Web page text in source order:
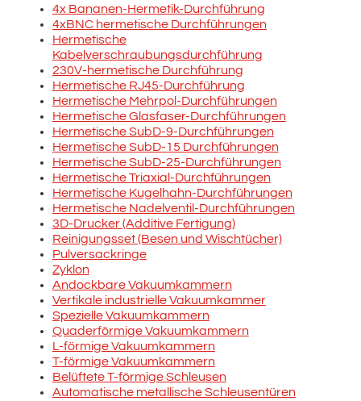
4x Bananen-Hermetik-Durchführung
4xBNC hermetische Durchführungen
Hermetische
Kabelverschraubungsdurchführung
230V-hermetische Durchführung
Hermetische RJ45-Durchführung
Hermetische Mehrpol-Durchführungen
Hermetische Glasfaser-Durchführungen
Hermetische SubD-9-Durchführungen
Hermetische SubD-15 Durchführungen
Hermetische SubD-25-Durchführungen
Hermetische Triaxial-Durchführungen
Hermetische Kugelhahn-Durchführungen
Hermetische Nadelventil-Durchführungen
3D-Drucker (Additive Fertigung)
Reinigungsset (Besen und Wischtücher)
Pulversackringe
Zyklon
Andockbare Vakuumkammern
Vertikale industrielle Vakuumkammer
Spezielle Vakuumkammern
Quaderförmige Vakuumkammern
L-förmige Vakuumkammern
T-förmige Vakuumkammern
Belüftete T-förmige Schleusen
Automatische metallische Schleusentüren